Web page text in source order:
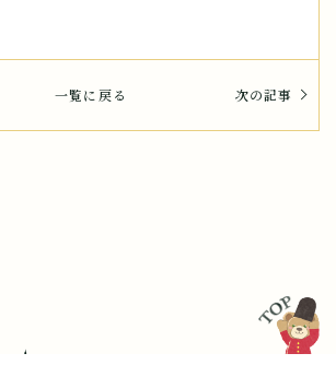
一覧に戻る 次の記事